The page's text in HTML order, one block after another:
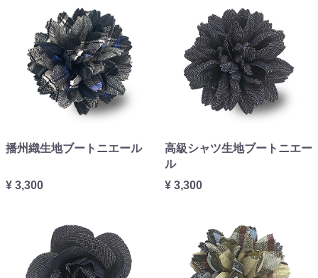
播州織生地ブートニエール
¥ 3,300
高級シャツ生地ブートニエー
ル
¥ 3,300